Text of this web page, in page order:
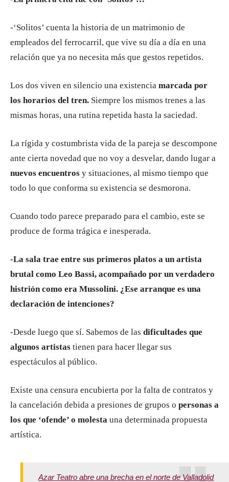
-‘Solitos’ cuenta la historia de un matrimonio de
empleados del ferrocarril, que vive su día a día en una
relación que ya no necesita más que gestos repetidos.
Los dos viven en silencio una existencia marcada por
los horarios del tren. Siempre los mismos trenes a las
mismas horas, una rutina repetida hasta la saciedad.
La rígida y costumbrista vida de la pareja se descompone
ante cierta novedad que no voy a desvelar, dando lugar a
nuevos encuentros y situaciones, al mismo tiempo que
todo lo que conforma su existencia se desmorona.
Cuando todo parece preparado para el cambio, este se
produce de forma trágica e inesperada.
-La sala trae entre sus primeros platos a un artista
brutal como Leo Bassi, acompañado por un verdadero
histrión como era Mussolini. ¿Ese arranque es una
declaración de intenciones?
-Desde luego que sí. Sabemos de las dificultades que
algunos artistas tienen para hacer llegar sus
espectáculos al público.
Existe una censura encubierta por la falta de contratos y
la cancelación debida a presiones de grupos o personas a
los que ‘ofende’ o molesta una determinada propuesta
artística.
Azar Teatro abre una brecha en el norte de Valladolid